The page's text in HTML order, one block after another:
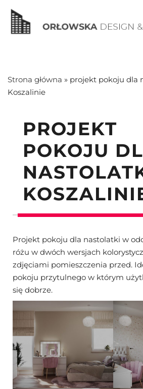
Strona główna » projekt pokoju dla
Koszalinie
PROJEKT
POKOJU
Projekt pokoju dla nastolatki w
różu w dwóch wersjach
zdjęciami pomieszczenia przed.
pokoju przytulnego w którym
się dobrze.